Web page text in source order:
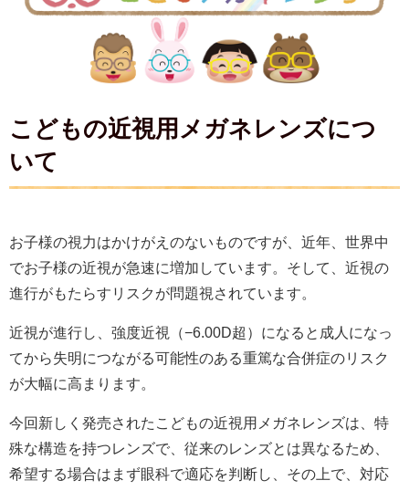
こどもの近視用メガネレンズにつ
いて
お子様の視力はかけがえのないものですが、近年、世界中
でお子様の近視が急速に増加しています。そして、近視の
進行がもたらすリスクが問題視されています。
近視が進行し、強度近視（−6.00D超）になると成人になっ
てから失明につながる可能性のある重篤な合併症のリスク
が大幅に高まります。
今回新しく発売されたこどもの近視用メガネレンズは、特
殊な構造を持つレンズで、従来のレンズとは異なるため、
希望する場合はまず眼科で適応を判断し、その上で、対応